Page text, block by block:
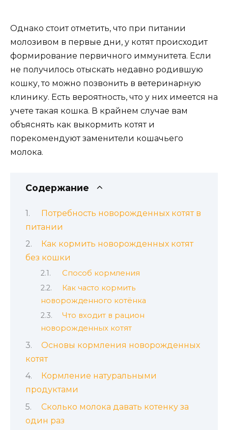
Однако стоит отметить, что при питании
молозивом в первые дни, у котят происходит
формирование первичного иммунитета. Если
не получилось отыскать недавно родившую
кошку, то можно позвонить в ветеринарную
клинику. Есть вероятность, что у них имеется на
учете такая кошка. В крайнем случае вам
объяснять как выкормить котят и
порекомендуют заменители кошачьего
молока.
Содержание
Потребность новорожденных котят в
питании
Как кормить новорожденных котят
без кошки
Способ кормления
Как часто кормить
новорожденного котёнка
Что входит в рацион
новорожденных котят
Основы кормления новорожденных
котят
Кормление натуральными
продуктами
Сколько молока давать котенку за
один раз